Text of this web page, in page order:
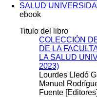
ebook
Titulo del libro
COLECCIÓN
DE LA
LA SALUD
2023)
Lourdes Lledó
Manuel
Fuente [Editores]